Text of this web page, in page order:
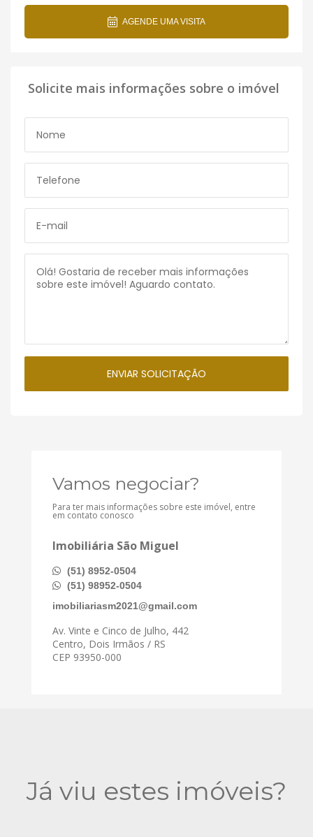
AGENDE UMA VISITA
Solicite mais informações sobre o imóvel
Vamos negociar?
Para ter mais informações sobre este imóvel, entre
em contato conosco
Imobiliária São Miguel
(51) 8952-0504
(51) 98952-0504
imobiliariasm2021@gmail.com
Av. Vinte e Cinco de Julho, 442
Centro, Dois Irmãos / RS
CEP 93950-000
Já viu estes imóveis?